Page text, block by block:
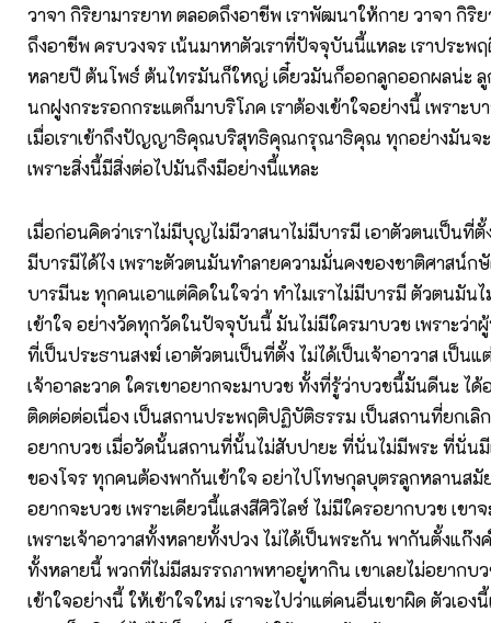
วาจา กิริยามารยาท ตลอดถึงอาชีพ เราพัฒนาให้กาย วาจา กิริ
ถึงอาชีพ ครบวงจร เน้นมาหาตัวเราที่ปัจจุบันนี้แหละ เราประพ
หลายปี ต้นโพธ์ ต้นไทรมันก็ใหญ่ เดี๋ยวมันก็ออกลูกออกผลน่ะ
นกฝูงกระรอกกระแตก็มาบริโภค เราต้องเข้าใจอย่างนี้ เพราะบ
เมื่อเราเข้าถึงปัญญาธิคุณบริสุทธิคุณกรุณาธิคุณ ทุกอย่างมันจะ
เพราะสิ่งนี้มีสิ่งต่อไปมันถึงมีอย่างนี้แหละ
เมื่อก่อนคิดว่าเราไม่มีบุญไม่มีวาสนาไม่มีบารมี เอาตัวตนเป็นที่
มีบารมีได้ไง เพราะตัวตนมันทำลายความมั่นคงของชาติศาสน์ก
บารมีนะ ทุกคนเอาแต่คิดในใจว่า ทำไมเราไม่มีบารมี ตัวตนมัน
เข้าใจ อย่างวัดทุกวัดในปัจจุบันนี้ มันไม่มีใครมาบวช เพราะว่าผู้
ที่เป็นประธานสงฆ์ เอาตัวตนเป็นที่ตั้ง ไม่ได้เป็นเจ้าอาวาส เป็น
เจ้าอาละวาด ใครเขาอยากจะมาบวช ทั้งที่รู้ว่าบวชนี้มันดีนะ ไ
ติดต่อต่อเนื่อง เป็นสถานประพฤติปฏิบัติธรรม เป็นสถานที่ยกเ
อยากบวช เมื่อวัดนั้นสถานที่นั้นไม่สับปายะ ที่นั่นไม่มีพระ ที่นั่น
ของโจร ทุกคนต้องพากันเข้าใจ อย่าไปโทษกุลบุตรลูกหลานสมั
อยากจะบวช เพราะเดียวนี้แสงสีศิวิไลซ์ ไม่มีใครอยากบวช เขา
เพราะเจ้าอาวาสทั้งหลายทั้งปวง ไม่ได้เป็นพระกัน พากันตั้งแก๊
ทั้งหลายนี้ พวกที่ไม่มีสมรรถภาพหาอยู่หากิน เขาเลยไม่อยากบ
เข้าใจอย่างนี้ ให้เข้าใจใหม่ เราจะไปว่าแต่คนอื่นเขาผิด ตัวเอง